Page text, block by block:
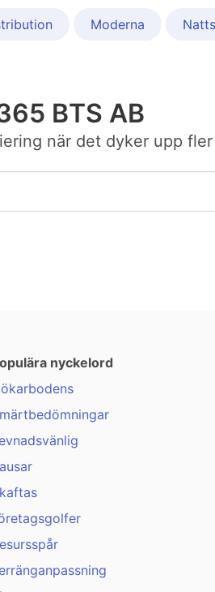
Moderna
BTS AB
när det dyker upp
nyckelord